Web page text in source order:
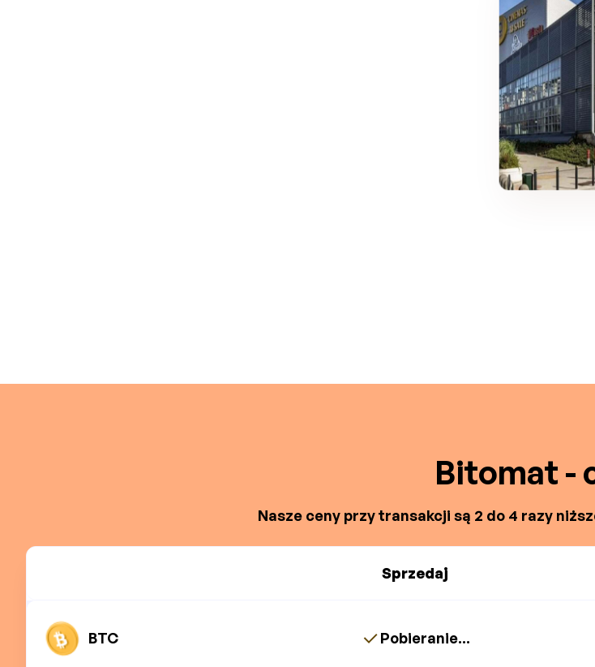
Bitomat -
Nasze ceny przy transakcji są 2 do 4 razy
Sprzedaj
BTC Pobieranie...